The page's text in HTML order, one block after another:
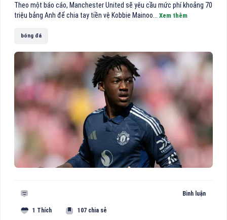
Theo một báo cáo, Manchester United sẽ yêu cầu mức phí khoảng 70
triệu bảng Anh để chia tay tiền vệ Kobbie Mainoo... Xem thêm
bóng đá
Bình luận
1 Thích 107 chia sẻ